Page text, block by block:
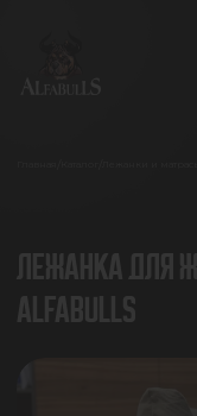
ЛЕЖАНКА ДЛЯ
ALFABULLS